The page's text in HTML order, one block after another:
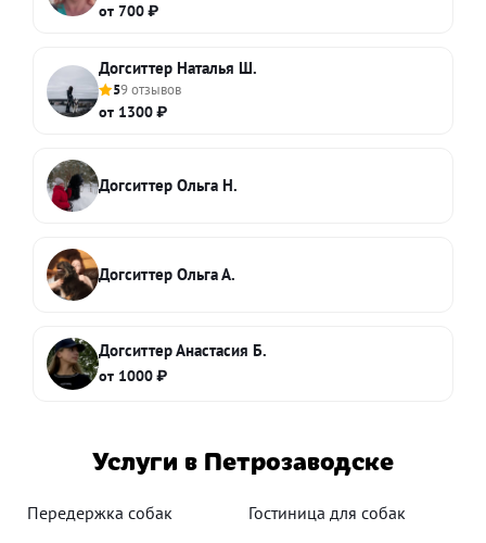
от 700 ₽
Догситтер Наталья Ш.
59 отзывов
от 1300 ₽
Догситтер Ольга Н.
Догситтер Ольга А.
Догситтер Анастасия Б.
от 1000 ₽
Услуги в Петрозаводске
Передержка собак Гостиница для собак